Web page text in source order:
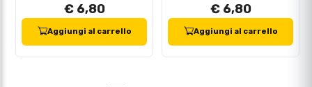
€ 6,80
Aggiungi al carrello
€ 6,80
Aggiungi al carrello